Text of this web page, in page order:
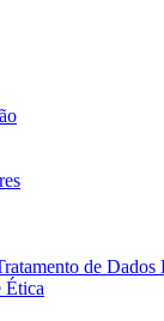
de Dados
Ética